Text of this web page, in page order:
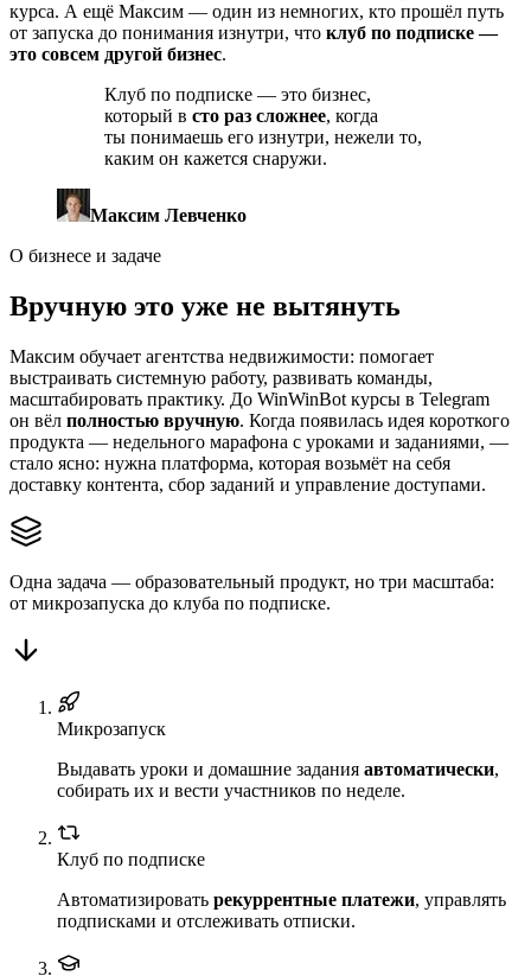
курса. А ещё Максим — один из немногих, кто прошёл путь
от запуска до понимания изнутри, что клуб по подписке —
это совсем другой бизнес.
Клуб по подписке — это бизнес,
который в сто раз сложнее, когда
ты понимаешь его изнутри, нежели то,
каким он кажется снаружи.
Максим Левченко
О бизнесе и задаче
Вручную это уже не вытянуть
Максим обучает агентства недвижимости: помогает
выстраивать системную работу, развивать команды,
масштабировать практику. До WinWinBot курсы в Telegram
он вёл полностью вручную. Когда появилась идея короткого
продукта — недельного марафона с уроками и заданиями, —
стало ясно: нужна платформа, которая возьмёт на себя
доставку контента, сбор заданий и управление доступами.
Одна задача — образовательный продукт, но три масштаба:
от микрозапуска до клуба по подписке.
Микрозапуск
Выдавать уроки и домашние задания автоматически,
собирать их и вести участников по неделе.
Клуб по подписке
Автоматизировать рекуррентные платежи, управлять
подписками и отслеживать отписки.